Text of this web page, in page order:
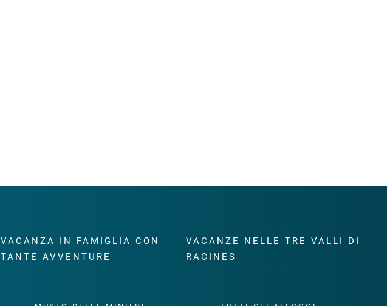
VACANZA IN FAMIGLIA CON
TANTE AVVENTURE
VACANZE NELLE TRE VALLI DI
RACINES